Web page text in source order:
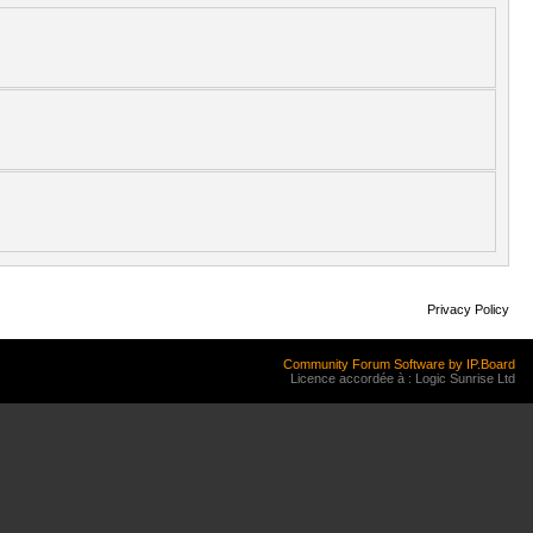
Privacy Policy
Community Forum Software by IP.Board
Licence accordée à : Logic Sunrise Ltd